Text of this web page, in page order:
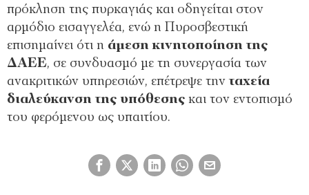
πρόκληση της πυρκαγιάς και οδηγείται στον
αρμόδιο εισαγγελέα, ενώ η Πυροσβεστική
επισημαίνει ότι η άμεση κινητοποίηση της
ΔΑΕΕ, σε συνδυασμό με τη συνεργασία των
ανακριτικών υπηρεσιών, επέτρεψε τηνταχεία
διαλεύκανση της υπόθεσης και τον εντοπισμό
του φερόμενου ως υπαιτίου.